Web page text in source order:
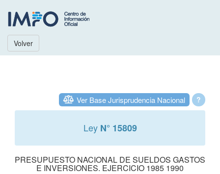
Volver
?
Ver Base Jurisprudencia Nacional
Ley N° 15809
PRESUPUESTO NACIONAL DE SUELDOS GASTOS
E INVERSIONES. EJERCICIO 1985 1990